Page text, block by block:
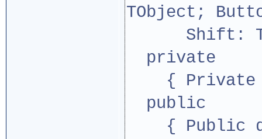
TObject;
Shift:
private
{ Private
public
{ Public